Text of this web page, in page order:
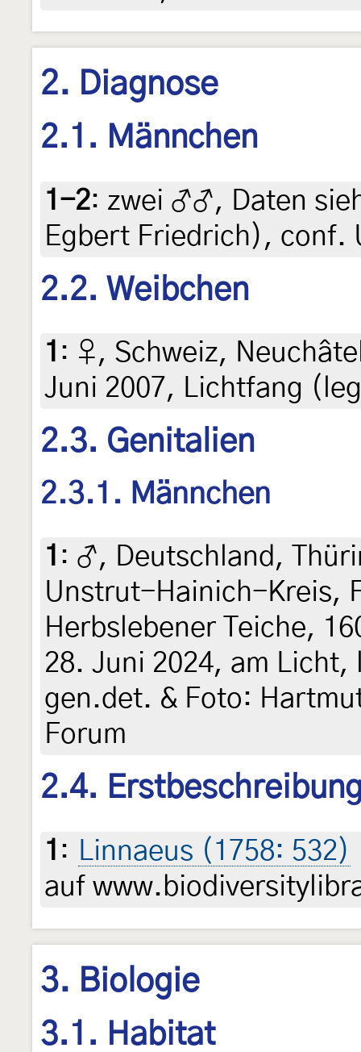
2. Diagnose
2.1. Männchen
1-2: zwei ♂♂, Daten
Egbert Friedrich), conf.
2.2. Weibchen
1 : ♀, Schweiz,
Juni 2007, Lichtfang
2.3. Genitalien
2.3.1. Männchen
1 : ♂, Deutschland,
Unstrut-Hainich-Kreis,
Herbslebener Teiche,
28. Juni 2024, am
gen.det. & Foto:
Forum
2.4.
1 : Linnaeus (1758: 532)
auf
3. Biologie
3.1. Habitat